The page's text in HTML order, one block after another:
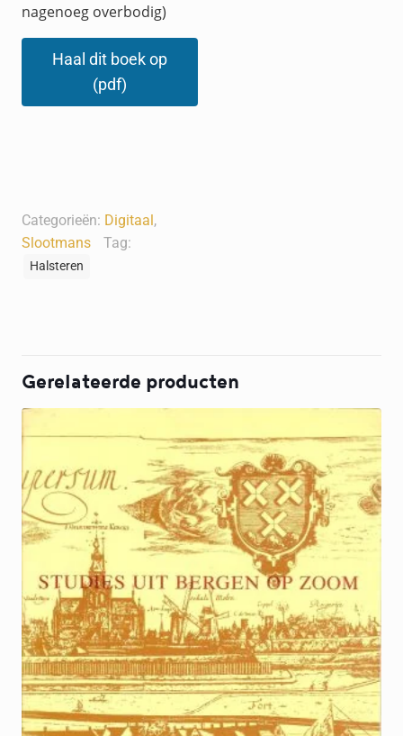
nagenoeg overbodig)
Haal dit boek op
(pdf)
Categorieën: Digitaal,
Slootmans
Tag:
Halsteren
Gerelateerde producten